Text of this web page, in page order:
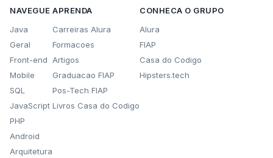
NAVEGUE
Java
Geral
Front-end
Mobile
SQL
JavaScript
PHP
Android
Arquitetura
APRENDA
Carreiras Alura
Formacoes
Artigos
Graduacao FIAP
Pos-Tech FIAP
Livros Casa do Codigo
CONHECA O GRUPO
Alura
FIAP
Casa do Codigo
Hipsters.tech